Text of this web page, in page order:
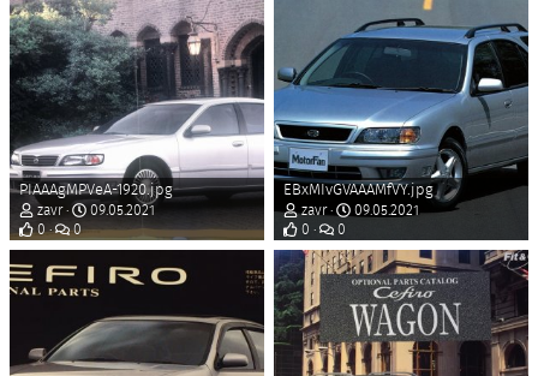
PIAAAgMPVeA-1920.jpg
zavr
09.05.2021
0
0
EBxMIvGVAAAMfVY.jpg
zavr
09.05.2021
0
0